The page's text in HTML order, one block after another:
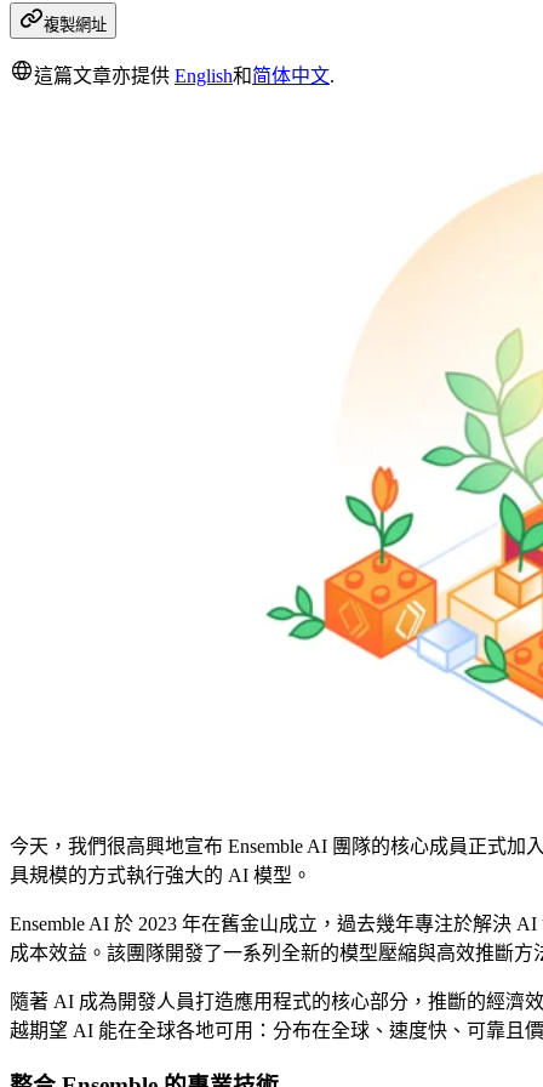
複製網址
這篇文章亦提供 English和简体中文.
今天，我們很高興地宣布 Ensemble AI 團隊的核心成員正式
具規模的方式執行強大的 AI 模型。
Ensemble AI 於 2023 年在舊金山成立，過去幾年專注於解決
成本效益。該團隊開發了一系列全新的模型壓縮與高效推斷
隨著 AI 成為開發人員打造應用程式的核心部分，推斷的經濟
越期望 AI 能在全球各地可用：分布在全球、速度快、可靠且